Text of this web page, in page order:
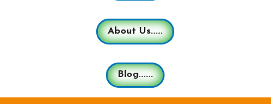
About Us.....
Blog......